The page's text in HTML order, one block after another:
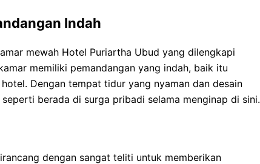
Indah
mewah Hotel Puriartha Ubud yang dilengkapi
memiliki pemandangan yang indah, baik itu
Dengan tempat tidur yang nyaman dan desain
berada di surga pribadi selama menginap di sini.
dengan sangat teliti untuk memberikan